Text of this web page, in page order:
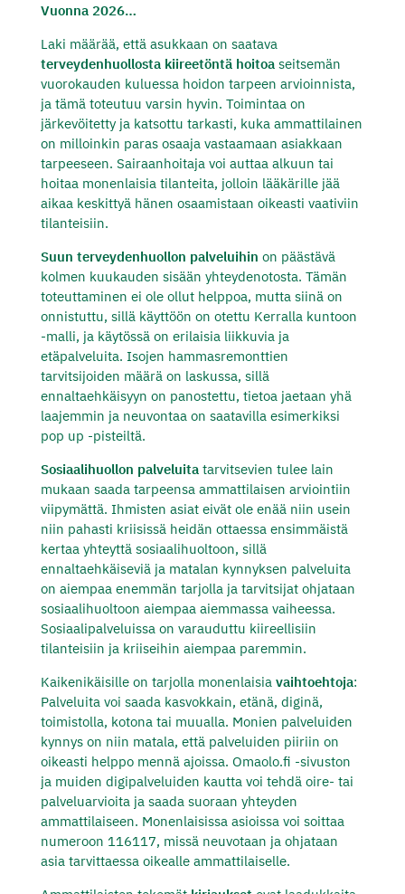
Vuonna 2026…
Laki määrää, että asukkaan on saatava
terveydenhuollosta kiireetöntä hoitoaseitsemän
vuorokauden kuluessa hoidon tarpeen arvioinnista,
ja tämä toteutuu varsin hyvin. Toimintaa on
järkevöitetty ja katsottu tarkasti, kuka ammattilainen
on milloinkin paras osaaja vastaamaan asiakkaan
tarpeeseen. Sairaanhoitaja voi auttaa alkuun tai
hoitaa monenlaisia tilanteita, jolloin lääkärille jää
aikaa keskittyä hänen osaamistaan oikeasti vaativiin
tilanteisiin.
Suun terveydenhuollon palveluihin on päästävä
kolmen kuukauden sisään yhteydenotosta. Tämän
toteuttaminen ei ole ollut helppoa, mutta siinä on
onnistuttu, sillä käyttöön on otettu Kerralla kuntoon
-malli, ja käytössä on erilaisia liikkuvia ja
etäpalveluita. Isojen hammasremonttien
tarvitsijoiden määrä on laskussa, sillä
ennaltaehkäisyyn on panostettu, tietoa jaetaan yhä
laajemmin ja neuvontaa on saatavilla esimerkiksi
pop up -pisteiltä.
Sosiaalihuollon palveluitatarvitsevien tulee lain
mukaan saada tarpeensa ammattilaisen arviointiin
viipymättä. Ihmisten asiat eivät ole enää niin usein
niin pahasti kriisissä heidän ottaessa ensimmäistä
kertaa yhteyttä sosiaalihuoltoon, sillä
ennaltaehkäiseviä ja matalan kynnyksen palveluita
on aiempaa enemmän tarjolla ja tarvitsijat ohjataan
sosiaalihuoltoon aiempaa aiemmassa vaiheessa.
Sosiaalipalveluissa on varauduttu kiireellisiin
tilanteisiin ja kriiseihin aiempaa paremmin.
Kaikenikäisille on tarjolla monenlaisia vaihtoehtoja:
Palveluita voi saada kasvokkain, etänä, diginä,
toimistolla, kotona tai muualla. Monien palveluiden
kynnys on niin matala, että palveluiden piiriin on
oikeasti helppo mennä ajoissa. Omaolo.fi -sivuston
ja muiden digipalveluiden kautta voi tehdä oire- tai
palveluarvioita ja saada suoraan yhteyden
ammattilaiseen. Monenlaisissa asioissa voi soittaa
numeroon 116117, missä neuvotaan ja ohjataan
asia tarvittaessa oikealle ammattilaiselle.